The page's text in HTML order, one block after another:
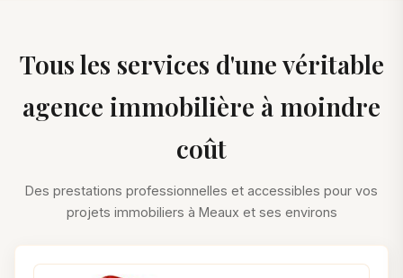
Tous les services d'une véritable
agence immobilière à moindre
coût
Des prestations professionnelles et accessibles pour vos
projets immobiliers à Meaux et ses environs